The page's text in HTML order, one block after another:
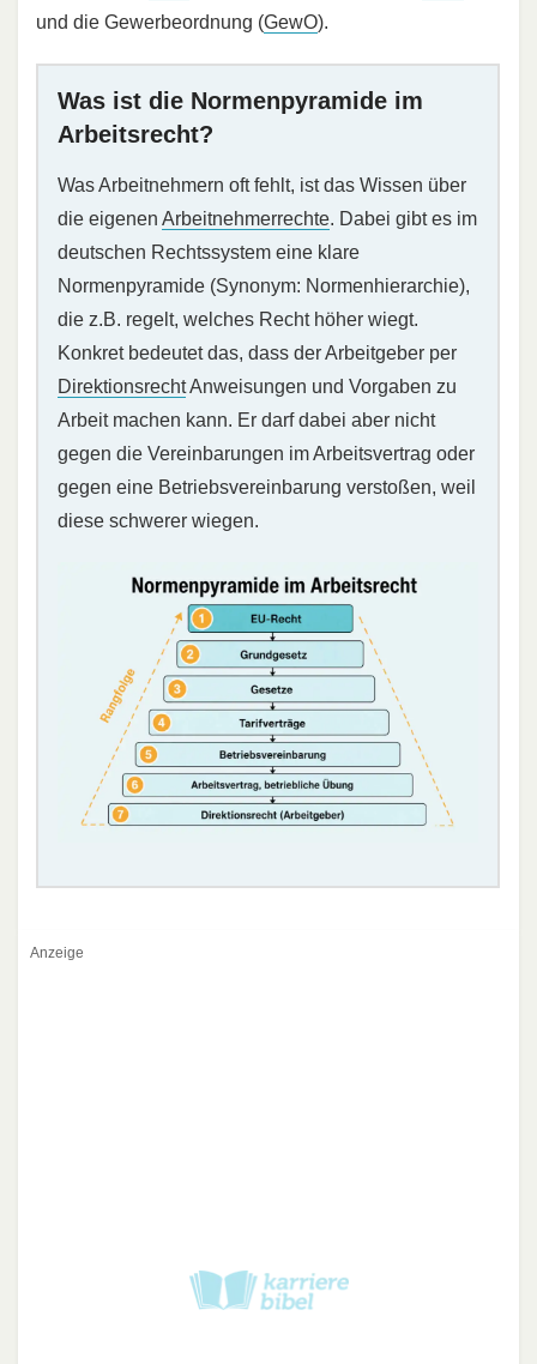
und die Gewerbeordnung (GewO).
Was ist die Normenpyramide im
Arbeitsrecht?
Was Arbeitnehmern oft fehlt, ist das Wissen über
die eigenen Arbeitnehmerrechte. Dabei gibt es im
deutschen Rechtssystem eine klare
Normenpyramide (Synonym: Normenhierarchie),
die z.B. regelt, welches Recht höher wiegt.
Konkret bedeutet das, dass der Arbeitgeber per
DirektionsrechtAnweisungen und Vorgaben zu
Arbeit machen kann. Er darf dabei aber nicht
gegen die Vereinbarungen im Arbeitsvertrag oder
gegen eine Betriebsvereinbarung verstoßen, weil
diese schwerer wiegen.
Anzeige